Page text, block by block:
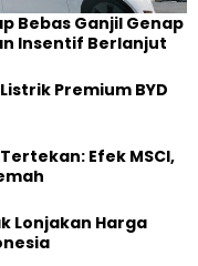
Bebas Ganjil Genap
Insentif Berlanjut
Premium BYD
Efek MSCI,
Lonjakan Harga